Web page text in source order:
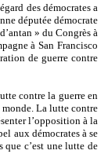
des démocrates a
députée démocrate
» du Congrès à
à San Francisco
de guerre contre
contre la guerre en
La lutte contre
l’opposition à la
aux démocrates à se
que c’est une lutte de